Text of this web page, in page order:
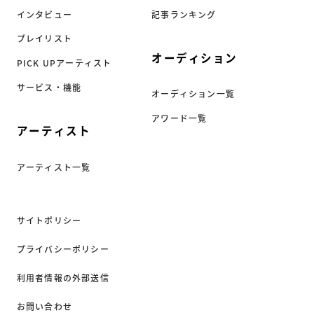
インタビュー
プレイリスト
PICK UPアーティスト
サービス・機能
アーティスト
アーティスト一覧
記事ランキング
オーディション
オーディション一覧
アワード一覧
サイトポリシー
プライバシーポリシー
利用者情報の外部送信
お問い合わせ